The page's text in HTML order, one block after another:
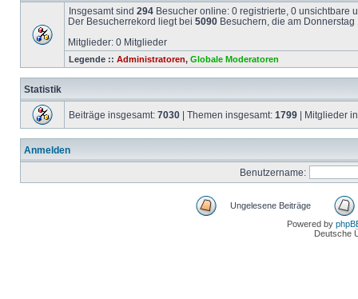
Insgesamt sind 294 Besucher online: 0 registrierte, 0 unsichtbare
Der Besucherrekord liegt bei 5090 Besuchern, die am
Mitglieder: 0 Mitglieder
Legende :: Administratoren, Globale Moderatoren
Statistik
Beiträge insgesamt: 7030 | Themen insgesamt: 1799 | Mitglieder
Anmelden
Benutzername:
Ungelesene Beiträge
Powered by
Deutsche